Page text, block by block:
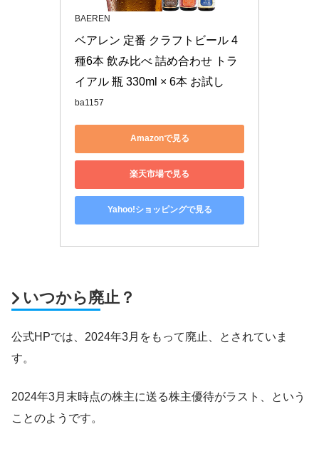
BAEREN
ベアレン 定番 クラフトビール 4
種6本 飲み比べ 詰め合わせ トラ
イアル 瓶 330ml × 6本 お試し
ba1157
Amazonで見る
楽天市場で見る
Yahoo!ショッピングで見る
いつから廃止？
公式HPでは、2024年3月をもって廃止、とされていま
す。
2024年3月末時点の株主に送る株主優待がラスト、という
ことのようです。